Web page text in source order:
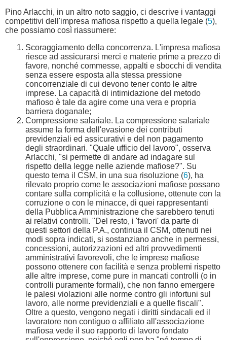
Pino Arlacchi, in un altro noto saggio, ci descrive i vantaggi
competitivi dell'impresa mafiosa rispetto a quella legale (5),
che possiamo così riassumere:
Scoraggiamento della concorrenza. L'impresa mafiosa
riesce ad assicurarsi merci e materie prime a prezzo di
favore, nonché commesse, appalti e sbocchi di vendita
senza essere esposta alla stessa pressione
concorrenziale di cui devono tener conto le altre
imprese. La capacità di intimidazione del metodo
mafioso è tale da agire come una vera e propria
barriera doganale;
Compressione salariale. La compressione salariale
assume la forma dell'evasione dei contributi
previdenziali ed assicurativi e del non pagamento
degli straordinari. "Quale ufficio del lavoro", osserva
Arlacchi, "si permette di andare ad indagare sul
rispetto della legge nelle aziende mafiose?". Su
questo tema il CSM, in una sua risoluzione (6), ha
rilevato proprio come le associazioni mafiose possano
contare sulla complicità e la collusione, ottenute con la
corruzione o con le minacce, di quei rappresentanti
della Pubblica Amministrazione che sarebbero tenuti
ai relativi controlli. "Del resto, i 'favori' da parte di
questi settori della P.A., continua il CSM, ottenuti nei
modi sopra indicati, si sostanziano anche in permessi,
concessioni, autorizzazioni ed altri provvedimenti
amministrativi favorevoli, che le imprese mafiose
possono ottenere con facilità e senza problemi rispetto
alle altre imprese, come pure in mancati controlli (o in
controlli puramente formali), che non fanno emergere
le palesi violazioni alle norme contro gli infortuni sul
lavoro, alle norme previdenziali e a quelle fiscali".
Oltre a questo, vengono negati i diritti sindacali ed il
lavoratore non contiguo o affiliato all'associazione
mafiosa vede il suo rapporto di lavoro fondato